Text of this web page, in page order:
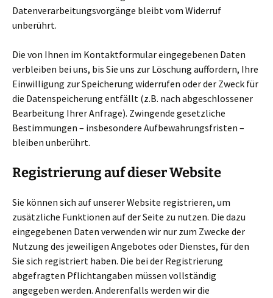
Datenverarbeitungsvorgänge bleibt vom Widerruf
unberührt.
Die von Ihnen im Kontaktformular eingegebenen Daten
verbleiben bei uns, bis Sie uns zur Löschung auffordern, Ihre
Einwilligung zur Speicherung widerrufen oder der Zweck für
die Datenspeicherung entfällt (z.B. nach abgeschlossener
Bearbeitung Ihrer Anfrage). Zwingende gesetzliche
Bestimmungen – insbesondere Aufbewahrungsfristen –
bleiben unberührt.
Registrierung auf dieser Website
Sie können sich auf unserer Website registrieren, um
zusätzliche Funktionen auf der Seite zu nutzen. Die dazu
eingegebenen Daten verwenden wir nur zum Zwecke der
Nutzung des jeweiligen Angebotes oder Dienstes, für den
Sie sich registriert haben. Die bei der Registrierung
abgefragten Pflichtangaben müssen vollständig
angegeben werden. Anderenfalls werden wir die